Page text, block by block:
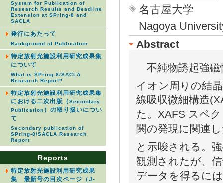
System for Publication of
Research Results and Deadline
Extension at SPring-8 and
SACLA
発行にあたって
Background of Publication
特定放射光施設利用研究成果集
について
What is SPring-8/SACLA
Research Report?
特定放射光施設利用研究成果集
における二次出版（Secondary
Publication ）の取り扱いについ
て
Secondary publication of
SPring-8/SACLA Research
Report
Reports
特定放射光施設利用研究成果
集 最新号の目次ページ（J-
名古屋大学
Nagoya
Abstract
不純物誘起強磁
イオン周りの結
線吸収微細構造
た。XAFS スペ
関の発現に関連
と示唆される。
観測されたが、
データを得るに